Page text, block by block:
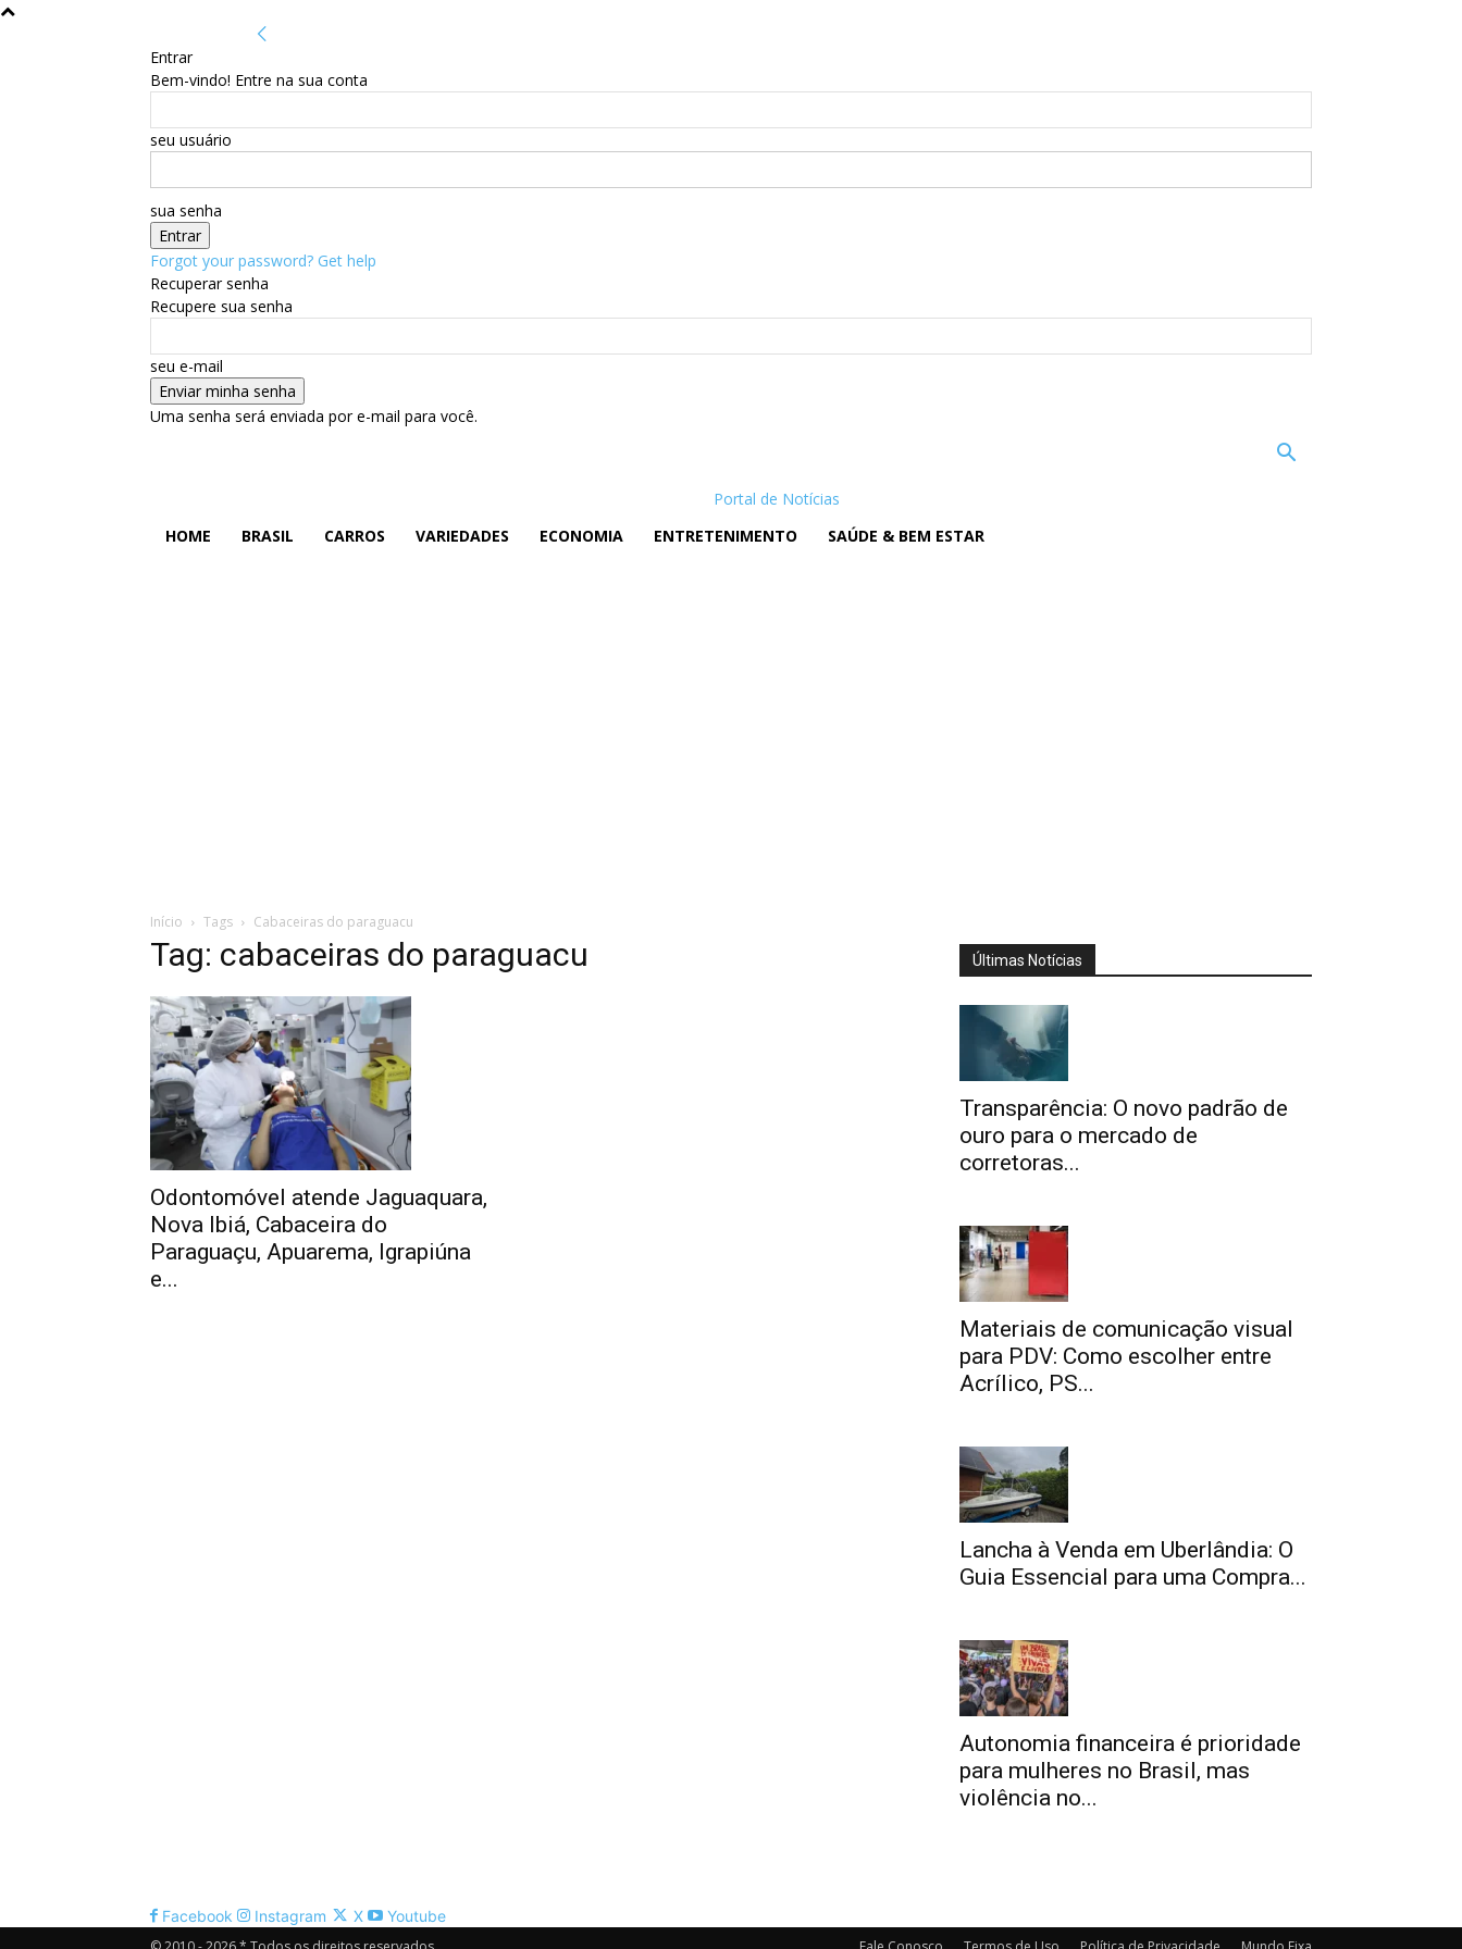
Entrar
Bem-vindo! Entre na sua conta
seu usuário
sua senha
Forgot your password? Get help
Recuperar senha
Recupere sua senha
seu e-mail
Uma senha será enviada por e-mail para você.
Portal de Notícias
HOME
BRASIL CARROS VARIEDADES ECONOMIA ENTRETENIMENTO SAÚDE & BEM ESTAR
Início Tags Cabaceiras do paraguacu
Tag: cabaceiras do paraguacu
Odontomóvel atende Jaguaquara,
Nova Ibiá, Cabaceira do
Paraguaçu, Apuarema, Igrapiúna
e...
Últimas Notícias
Transparência: O novo padrão de
ouro para o mercado de
corretoras...
Materiais de comunicação visual
para PDV: Como escolher entre
Acrílico, PS...
Lancha à Venda em Uberlândia: O
Guia Essencial para uma Compra...
Autonomia financeira é prioridade
para mulheres no Brasil, mas
violência no...
Facebook Instagram X
Youtube